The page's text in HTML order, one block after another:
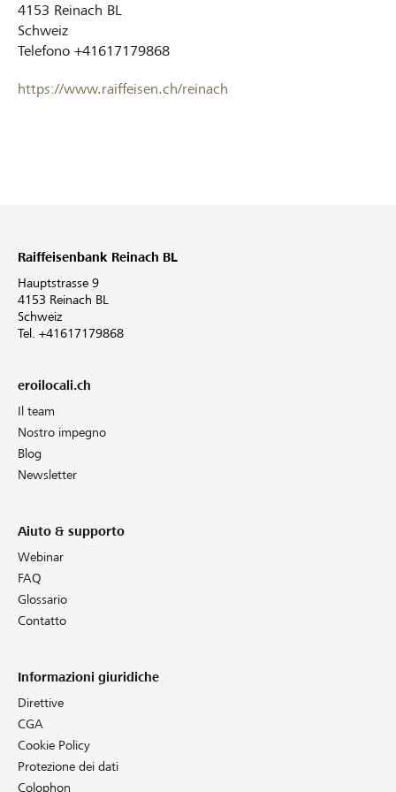
4153 Reinach BL
Schweiz
Telefono +41617179868
https://www.raiffeisen.ch/reinach
Raiffeisenbank Reinach BL
Hauptstrasse 9
4153 Reinach BL
Schweiz
Tel. +41617179868
eroilocali.ch
Il team
Nostro impegno
Blog
Newsletter
Aiuto & supporto
Webinar
FAQ
Glossario
Contatto
Informazioni giuridiche
Direttive
CGA
Cookie Policy
Protezione dei dati
Colophon